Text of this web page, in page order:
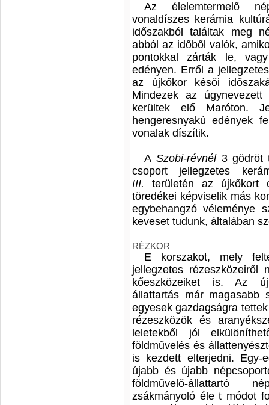
Az élelemtermelő
vonaldíszes kerámia
időszakból találtak meg
abból az időből valók,
pontokkal zárták le,
edényen. Erről a
az újkőkor késői
Mindezek az
kerültek elő Maróton.
hengeresnyakú edények
vonalak díszítik.
ASzobi-révnél 3 gödröt
csoport jellegzetes
III. területén az újkőkort
töredékei képviselik más
egybehangzó véleménye
keveset tudunk, általában
RÉZKOR
E korszakot, mely
jellegzetes rézeszközeiről
kőeszközeiket is. Az
állattartás már magasabb
egyesek gazdagságra
rézeszközök és
leletekből jól
földművelés és
is kezdett elterjedni. Egy-
újabb és újabb
földművelő-állattartó
zsákmányoló éle t módot